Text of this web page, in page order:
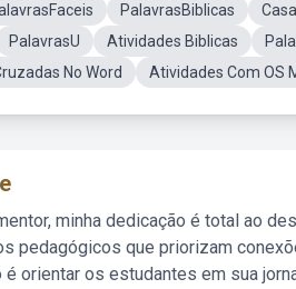
PalavrasBiblicas
PalavrasU Atividades Biblicas
No Word
Atividades Com OS
minha dedicação é total ao
pedagógicos que priorizam
orientar os estudantes em sua